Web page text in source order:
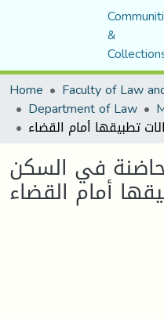
&
Home
Department of Law
في السكن
أمام القضاء